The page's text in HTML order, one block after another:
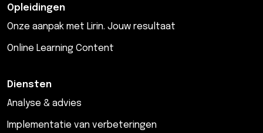
Opleidingen
Onze aanpak met Lirin. Jouw resultaat
Online Learning Content
Diensten
Analyse & advies
Implementatie van verbeteringen